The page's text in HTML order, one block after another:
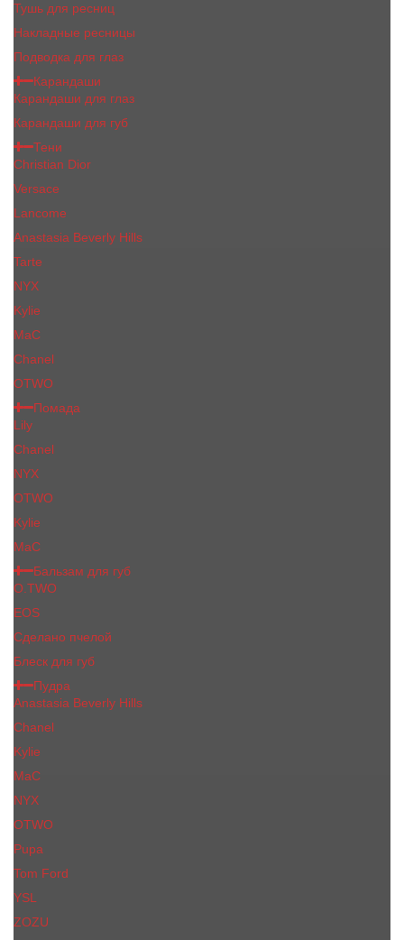
Тушь для ресниц
Накладные ресницы
Подводка для глаз
Карандаши
Карандаши для глаз
Карандаши для губ
Тени
Christian Dior
Versace
Lancome
Anastasia Beverly Hills
Tarte
NYX
Kylie
MaC
Сhanеl
OTWO
Помада
Lily
Chanel
NYX
OTWO
Kylie
МаС
Бальзам для губ
O.TWO
EOS
Сделано пчелой
Блеск для губ
Пудра
Anastasia Beverly Hills
Chanel
Kylie
MaC
NYX
OTWO
Pupa
Tom Ford
YSL
ZOZU